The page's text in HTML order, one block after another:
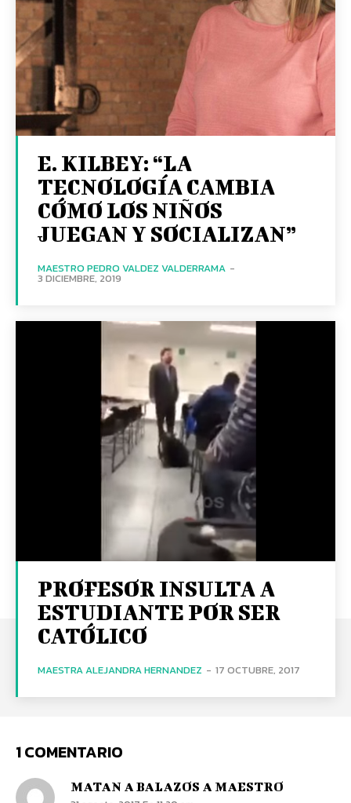
E. KILBEY: “LA
TECNOLOGÍA CAMBIA
CÓMO LOS NIÑOS
JUEGAN Y SOCIALIZAN”
MAESTRO PEDRO VALDEZ VALDERRAMA -
3 DICIEMBRE, 2019
PROFESOR INSULTA A
ESTUDIANTE POR SER
CATÓLICO
MAESTRA ALEJANDRA HERNANDEZ - 17 OCTUBRE, 2017
1 COMENTARIO
MATAN A BALAZOS A MAESTRO